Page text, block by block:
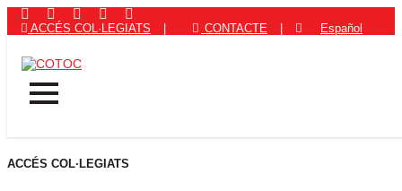
ACCÉS COL·LEGIATS CONTACTE Español
ACCÉS COL·LEGIATS